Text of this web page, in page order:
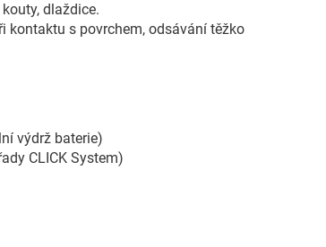
dlaždice.
kontaktu s povrchem, odsávání těžko
výdrž baterie)
CLICK System)